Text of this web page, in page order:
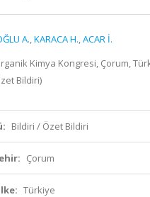
A.,KARACA H.,ACAR İ.
Kimya Kongresi, Çorum,
Bildiri)
Bildiri / Özet Bildiri
Çorum
Türkiye